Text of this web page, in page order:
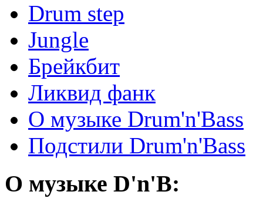
Drum step
Jungle
Брейкбит
Ликвид фанк
О музыке Drum'n'Bass
Подстили Drum'n'Bass
О музыке D'n'B: